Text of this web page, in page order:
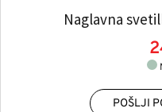
Naglavna
POŠLJI